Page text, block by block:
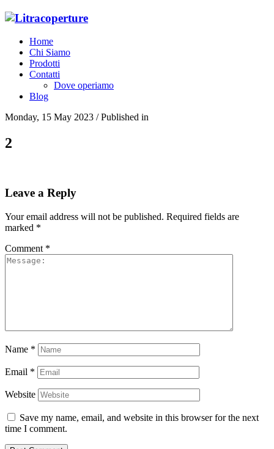
Home
Chi Siamo
Prodotti
Contatti
Dove operiamo
Blog
Monday, 15 May 2023 /Published in
2
Leave a Reply
Your email address will not be published. Required fields are
marked *
Comment *
Name *
Email *
Website
Save my name, email, and website in this browser for the next
time I comment.